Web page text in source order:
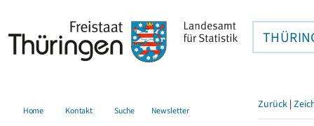
Home Kontakt Suche Newsletter Zurück |